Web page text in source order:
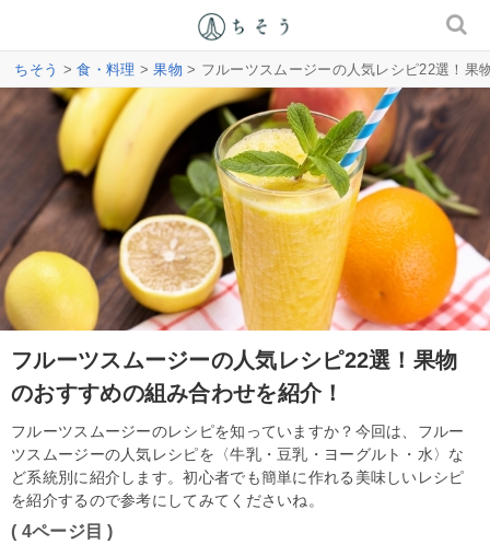
ちそう >食・料理 >果物 > フルーツスムージーの人気レシピ22選！果
フルーツスムージーの人気レシピ22選！果物
のおすすめの組み合わせを紹介！
フルーツスムージーのレシピを知っていますか？今回は、フルー
ツスムージーの人気レシピを〈牛乳・豆乳・ヨーグルト・水〉な
ど系統別に紹介します。初心者でも簡単に作れる美味しいレシピ
を紹介するので参考にしてみてくださいね。
( 4ページ目 )